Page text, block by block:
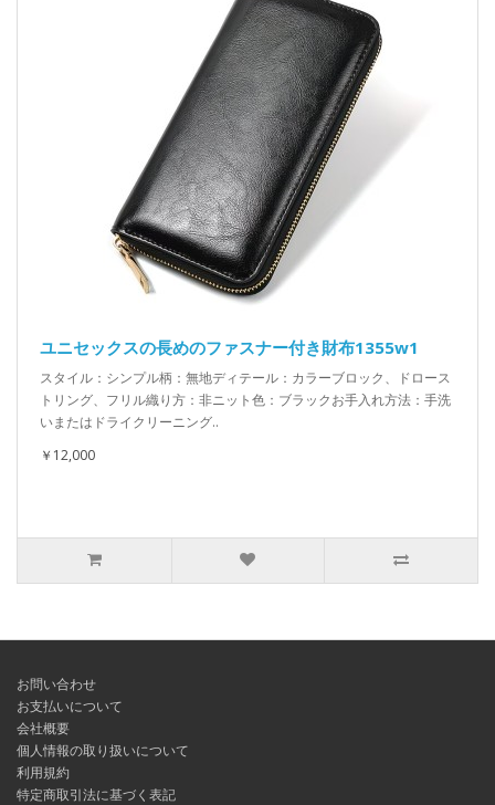
ユニセックスの長めのファスナー付き財布1355w1
スタイル：シンプル柄：無地ディテール：カラーブロック、ドロース
トリング、フリル織り方：非ニット色：ブラックお手入れ方法：手洗
いまたはドライクリーニング..
￥12,000
お問い合わせ
お支払いについて
会社概要
個人情報の取り扱いについて
利用規約
特定商取引法に基づく表記